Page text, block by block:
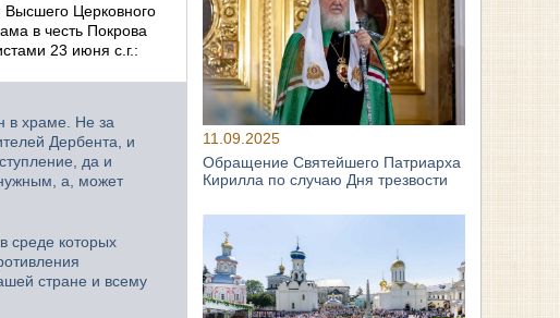
Церковного
в честь Покрова
23 июня с.г.:
в храме. Не за
Дербента, и
да и
а, может
среде которых
стране и всему
11.09.2025
Обращение Святейшего Патриарха
Кирилла по случаю Дня трезвости